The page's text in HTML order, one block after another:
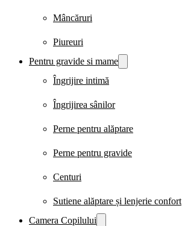
Mâncăruri
Piureuri
Pentru gravide si mame
Îngrijire intimă
Îngrijirea sânilor
Perne pentru alăptare
Perne pentru gravide
Centuri
Sutiene alăptare și lenjerie confort
Camera Copilului